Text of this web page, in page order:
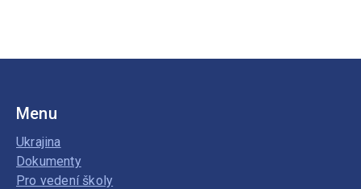
Menu
Ukrajina
Dokumenty
Pro vedení školy